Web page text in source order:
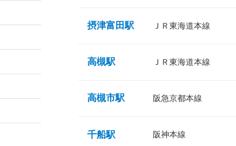
摂津富田駅 ＪＲ東海道本線
高槻駅 ＪＲ東海道本線
高槻市駅 阪急京都本線
千船駅 阪神本線